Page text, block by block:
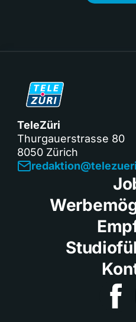
TeleZüri
Thurgauerstrasse 80
8050 Zürich